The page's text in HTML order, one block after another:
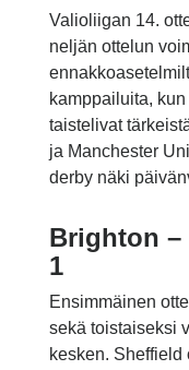
Valioliigan 14.
neljän ottelun
kamppailuita,
taistelivat
ja Manchester
derby näki
Brighton –
1
Ensimmäinen
sekä toistaiseksi
kesken.